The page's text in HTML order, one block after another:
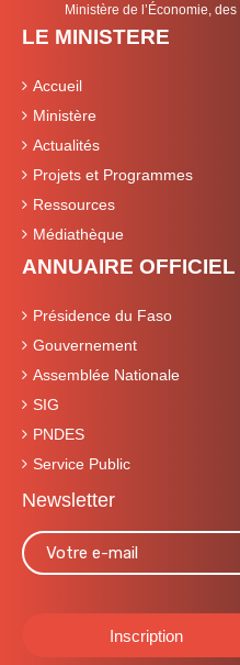
Ministère de l’Économie,
LE MINISTERE
Accueil
Ministère
Actualités
Projets et Programmes
Ressources
Médiathèque
ANNUAIRE OFFICIEL
Présidence du Faso
Gouvernement
Assemblée Nationale
SIG
PNDES
Service Public
Newsletter